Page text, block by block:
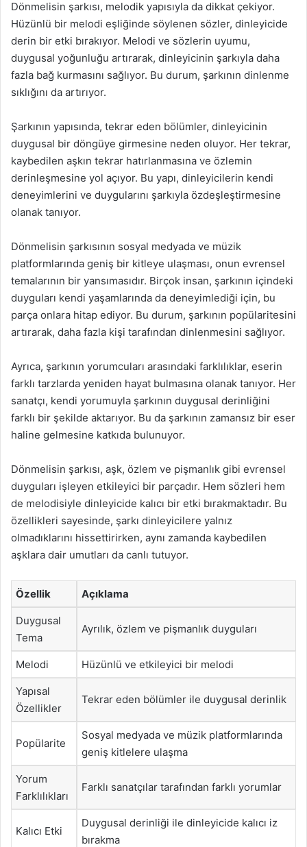
Dönmelisin şarkısı, melodik yapısıyla da dikkat çekiyor.
Hüzünlü bir melodi eşliğinde söylenen sözler, dinleyicide
derin bir etki bırakıyor. Melodi ve sözlerin uyumu,
duygusal yoğunluğu artırarak, dinleyicinin şarkıyla daha
fazla bağ kurmasını sağlıyor. Bu durum, şarkının dinlenme
sıklığını da artırıyor.
Şarkının yapısında, tekrar eden bölümler, dinleyicinin
duygusal bir döngüye girmesine neden oluyor. Her tekrar,
kaybedilen aşkın tekrar hatırlanmasına ve özlemin
derinleşmesine yol açıyor. Bu yapı, dinleyicilerin kendi
deneyimlerini ve duygularını şarkıyla özdeşleştirmesine
olanak tanıyor.
Dönmelisin şarkısının sosyal medyada ve müzik
platformlarında geniş bir kitleye ulaşması, onun evrensel
temalarının bir yansımasıdır. Birçok insan, şarkının içindeki
duyguları kendi yaşamlarında da deneyimlediği için, bu
parça onlara hitap ediyor. Bu durum, şarkının popülaritesini
artırarak, daha fazla kişi tarafından dinlenmesini sağlıyor.
Ayrıca, şarkının yorumcuları arasındaki farklılıklar, eserin
farklı tarzlarda yeniden hayat bulmasına olanak tanıyor. Her
sanatçı, kendi yorumuyla şarkının duygusal derinliğini
farklı bir şekilde aktarıyor. Bu da şarkının zamansız bir eser
haline gelmesine katkıda bulunuyor.
Dönmelisin şarkısı, aşk, özlem ve pişmanlık gibi evrensel
duyguları işleyen etkileyici bir parçadır. Hem sözleri hem
de melodisiyle dinleyicide kalıcı bir etki bırakmaktadır. Bu
özellikleri sayesinde, şarkı dinleyicilere yalnız
olmadıklarını hissettirirken, aynı zamanda kaybedilen
aşklara dair umutları da canlı tutuyor.
Özellik Açıklama
Duygusal
Tema
Ayrılık, özlem ve pişmanlık duyguları
Melodi Hüzünlü ve etkileyici bir melodi
Yapısal
Özellikler
Tekrar eden bölümler ile duygusal derinlik
Popülarite
Sosyal medyada ve müzik platformlarında
geniş kitlelere ulaşma
Yorum
Farklılıkları
Farklı sanatçılar tarafından farklı yorumlar
Kalıcı Etki
Duygusal derinliği ile dinleyicide kalıcı iz
bırakma